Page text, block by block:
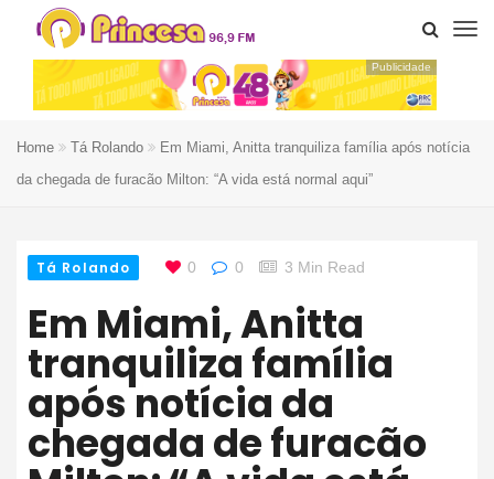
Publicidade
Home Tá Rolando
Em Miami, Anitta tranquiliza família após notícia
da chegada de furacão Milton: “A vida está normal aqui”
Tá Rolando 0 0 3 Min Read
Em Miami, Anitta
tranquiliza família
após notícia da
chegada de furacão